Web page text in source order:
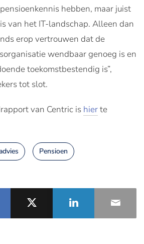
hebben, maar juist
van het IT-landschap. Alleen dan
erop vertrouwen dat de
wendbaar genoeg is en
toekomstbestendig is”,
tot slot.
van Centric is hierte
Pensioen